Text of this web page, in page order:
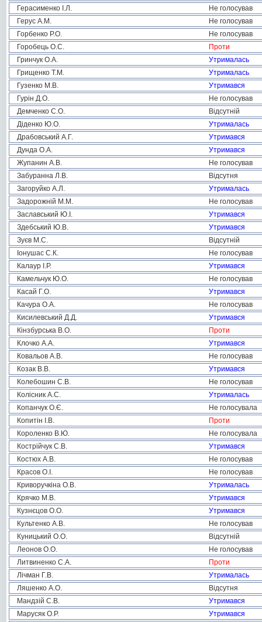
Герасименко І.Л.
Не голосував
Герус А.М.
Не голосував
Горбенко Р.О.
Не голосував
Горобець О.С.
Проти
Гринчук О.А.
Утрималась
Грищенко Т.М.
Утрималась
Гузенко М.В.
Утримався
Гурін Д.О.
Не голосував
Демченко С.О.
Відсутній
Діденко Ю.О.
Утрималась
Драбовський А.Г.
Утримався
Дунда О.А.
Утримався
Жупанин А.В.
Не голосував
Забуранна Л.В.
Відсутня
Загоруйко А.Л.
Утрималась
Задорожній М.М.
Не голосував
Заславський Ю.І.
Утримався
Здебський Ю.В.
Утримався
Зуєв М.С.
Відсутній
Іонушас С.К.
Не голосував
Калаур І.Р.
Утримався
Камельчук Ю.О.
Не голосував
Касай Г.О.
Утримався
Качура О.А.
Не голосував
Кисилевський Д.Д.
Утримався
Кінзбурська В.О.
Проти
Клочко А.А.
Утримався
Ковальов А.В.
Не голосував
Козак В.В.
Утримався
Колебошин С.В.
Не голосував
Колісник А.С.
Утрималась
Копанчук О.Є.
Не голосувала
Копитін І.В.
Проти
Короленко В.Ю.
Не голосувала
Кострійчук С.В.
Утримався
Костюх А.В.
Не голосував
Красов О.І.
Не голосував
Криворучкіна О.В.
Утрималась
Крячко М.В.
Утримався
Кузнєцов О.О.
Утримався
Культенко А.В.
Не голосував
Куницький О.О.
Відсутній
Леонов О.О.
Не голосував
Литвиненко С.А.
Проти
Лічман Г.В.
Утрималась
Ляшенко А.О.
Відсутня
Мандзій С.В.
Утримався
Марусяк О.Р.
Утримався